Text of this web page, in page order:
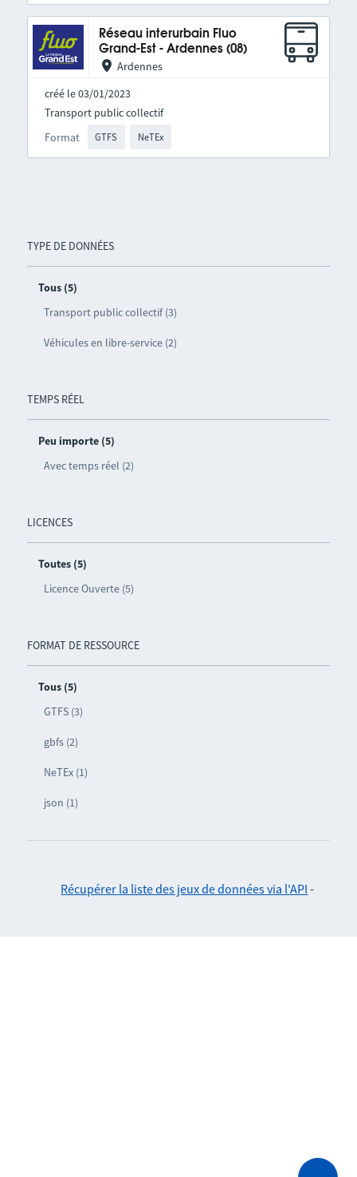
TYPE DE DONNÉES
Tous (5)
Transport public collectif (3)
Véhicules en libre-service (2)
TEMPS RÉEL
Peu importe (5)
Avec temps réel (2)
LICENCES
Toutes (5)
Licence Ouverte (5)
FORMAT DE RESSOURCE
Tous (5)
GTFS (3)
gbfs (2)
NeTEx (1)
json (1)
Réseau interurbain Fluo
Grand-Est - Ardennes (08)
Ardennes
créé le 03/01/2023
Format GTFS NeTEx
Transport public collectif
Récupérer la liste des jeux de données via l'API -